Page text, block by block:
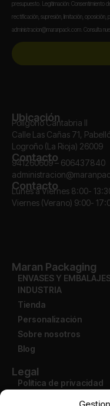
presupuesto. Legitimación: Consentimiento
rectificación, supresión, limitación, oposición,
administracion@maranpack.com. Consulta
Ubicación
Polígono Cantabria II
Calle Las Cañas 71,
Logroño (La Rioja) 26009
Contacto
941260609 – 606437840
Contacto
Lunes a Viernes 8:00-
Viernes (Verano) 9:00-
Maran Packaging
ENVASES Y
INDUSTRIA
Tienda
Personalización
Sobre nosotros
Blog
Legal
Política de privacidad